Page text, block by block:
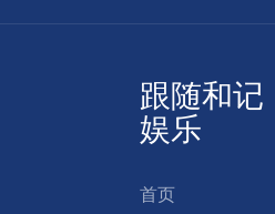
跟随和记
娱乐
首页